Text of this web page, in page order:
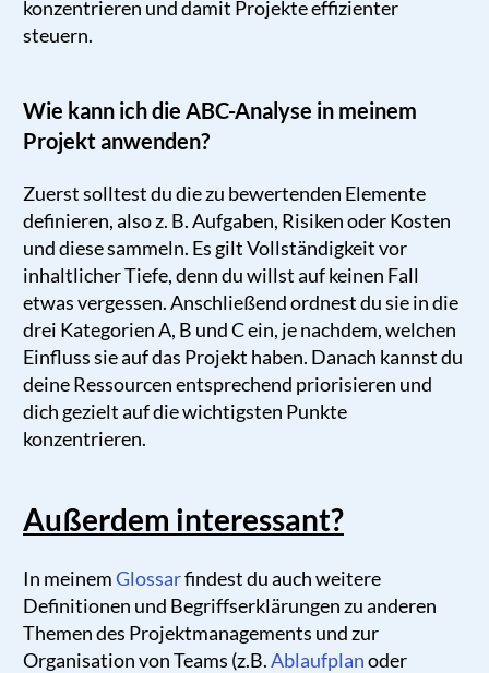
konzentrieren und damit Projekte effizienter
steuern.
Wie kann ich die ABC-Analyse in meinem
Projekt anwenden?
Zuerst solltest du die zu bewertenden Elemente
definieren, also z. B. Aufgaben, Risiken oder Kosten
und diese sammeln. Es gilt Vollständigkeit vor
inhaltlicher Tiefe, denn du willst auf keinen Fall
etwas vergessen. Anschließend ordnest du sie in die
drei Kategorien A, B und C ein, je nachdem, welchen
Einfluss sie auf das Projekt haben. Danach kannst du
deine Ressourcen entsprechend priorisieren und
dich gezielt auf die wichtigsten Punkte
konzentrieren.
Außerdem interessant?
In meinemGlossarfindest du auch weitere
Definitionen und Begriffserklärungen zu anderen
Themen des Projektmanagements und zur
Organisation von Teams (z.B.Ablaufplanoder